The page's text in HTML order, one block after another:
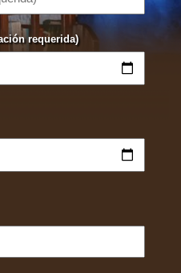
requerida)